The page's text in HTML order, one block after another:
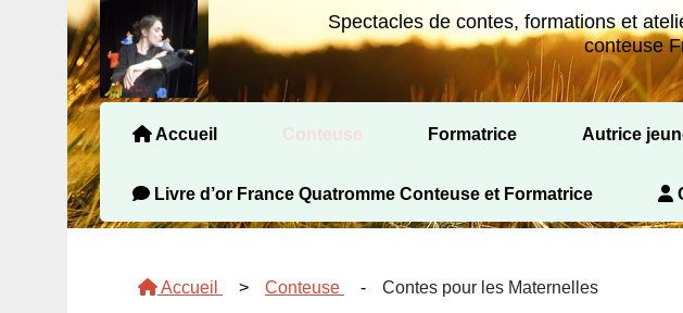
Spectacles de contes, formations et
conteuse
Accueil Conteuse Formatrice Autrice
Livre d’or France Quatromme Conteuse et Formatrice
Accueil > Conteuse - Contes pour les Maternelles